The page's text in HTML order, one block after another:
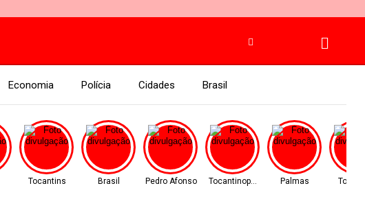
Economia Polícia Cidades Brasil
Tocantins Brasil Pedro Afonso Tocantinopolis Palmas